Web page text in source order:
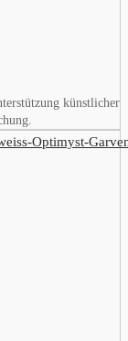
künstlicher